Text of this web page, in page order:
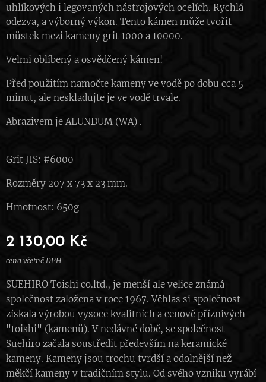
uhlíkových i legovaných nástrojových ocelích. Rychlá
odezva, a výborný výkon. Tento kámen může tvořit
můstek mezi kameny grit 1000 a 10000.
Velmi oblíbený a osvědčený kámen!
Před použitím namočte kameny ve vodě po dobu cca 5
minut, ale neskladujte je ve vodě trvale.
Abrazivem je ALUNDUM (WA) .
Grit JIS: #6000
Rozměry 207 x 73 x 23 mm.
Hmotnost: 650g
2 130,00 Kč
cena včetně DPH
SUEHIRO Toishi co.ltd., je menší ale velice známá
společnost založena v roce 1967. Věhlas si společnost
získala výrobou vysoce kvalitních a cenově příznivých
"toishi" (kamenů). V nedávné době, se společnost
Suehiro začala soustředit především na keramické
kameny. Kameny jsou trochu tvrdší a odolnější než
měkčí kameny v tradičním stylu. Od svého vzniku vyrábí